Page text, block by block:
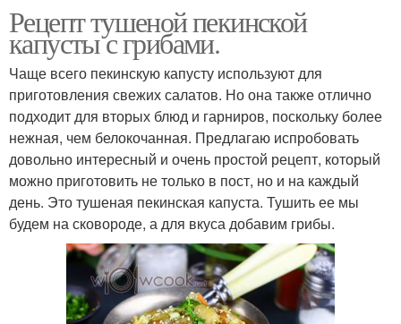
Рецепт тушеной пекинской
капусты с грибами.
Чаще всего пекинскую капусту используют для
приготовления свежих салатов. Но она также отлично
подходит для вторых блюд и гарниров, поскольку более
нежная, чем белокочанная. Предлагаю испробовать
довольно интересный и очень простой рецепт, который
можно приготовить не только в пост, но и на каждый
день. Это тушеная пекинская капуста. Тушить ее мы
будем на сковороде, а для вкуса добавим грибы.